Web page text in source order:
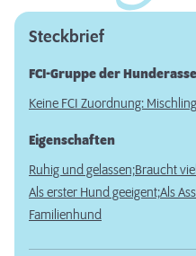
Steckbrief
FCI-Gruppe der
Keine FCI Zuordnung:
Eigenschaften
Ruhig und gelassen;Braucht
Als erster Hund geeigent;Als
Familienhund